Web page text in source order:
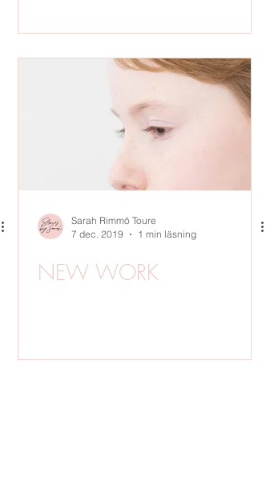
Sarah Rimmö Toure
7 dec. 2019
1 min läsning
NEW WORK